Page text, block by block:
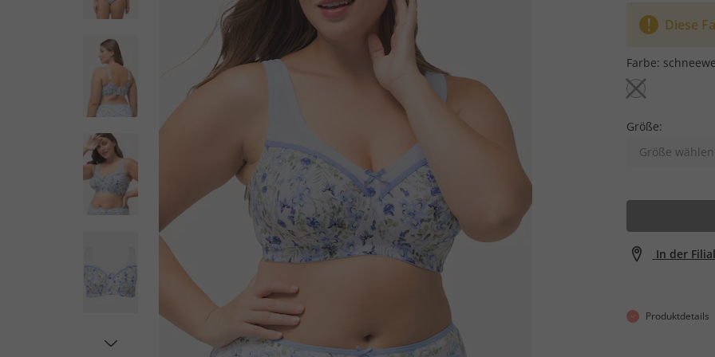
Diese
Farbe:
Größe:
Größe wählen
In der
Produktdetails